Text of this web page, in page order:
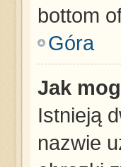
bottom
Góra
Jak
Istnieją
nazwie